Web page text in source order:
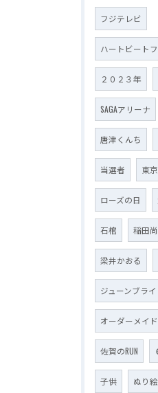
フジテレビ
ハートビート
２０２３年
SAGAアリーナ
唐津くんち
当選者 東
ローズの日
石棺 稲田
梁井かおる
ジューンブライ
オーダーメイド
佐賀のRUN
子供 ぬり